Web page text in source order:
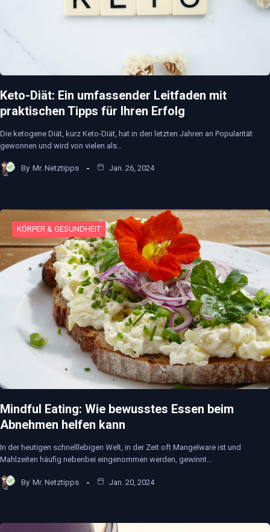
Keto-Diät: Ein umfassender Leitfaden mit
praktischen Tipps für Ihren Erfolg
Die ketogene Diät, kurz Keto-Diät, hat in den letzten Jahren an Popularität
gewonnen und wird von vielen als…
By Mr. Netztipps Jan. 26, 2024
KÖRPER & GESUNDHEIT
Mindful Eating: Wie bewusstes Essen beim
Abnehmen helfen kann
In der heutigen schnelllebigen Welt, in der Zeit oft Mangelware ist und
Mahlzeiten häufig nebenbei eingenommen werden, gewinnt…
By Mr. Netztipps Jan. 20, 2024